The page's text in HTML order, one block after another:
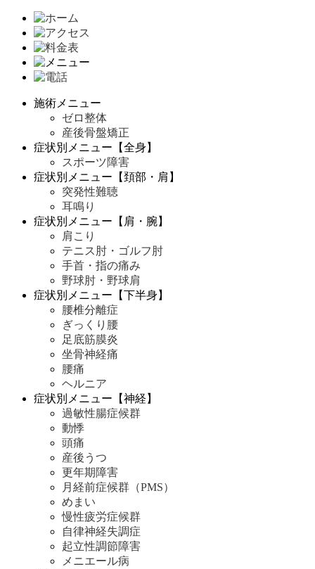
施術メニュー
ゼロ整体
産後骨盤矯正
症状別メニュー【全身】
スポーツ障害
症状別メニュー【頚部・肩】
突発性難聴
耳鳴り
症状別メニュー【肩・腕】
肩こり
テニス肘・ゴルフ肘
手首・指の痛み
野球肘・野球肩
症状別メニュー【下半身】
腰椎分離症
ぎっくり腰
足底筋膜炎
坐骨神経痛
腰痛
ヘルニア
症状別メニュー【神経】
過敏性腸症候群
動悸
頭痛
産後うつ
更年期障害
月経前症候群（PMS）
めまい
慢性疲労症候群
自律神経失調症
起立性調節障害
メニエール病